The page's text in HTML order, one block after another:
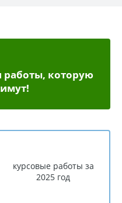
которую
курсовые работы за
2025 год